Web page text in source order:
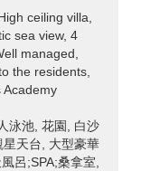
ceiling villa,
sea view, 4
managed,
the residents,
Academy
泳池, 花園, 白沙
天台, 大型豪華
呂;SPA;桑拿室,